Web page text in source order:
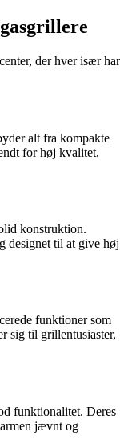
der hver især har
alt fra kompakte
for høj kvalitet,
konstruktion.
designet til at give høj
funktioner som
sig til grillentusiaster,
funktionalitet. Deres
jævnt og